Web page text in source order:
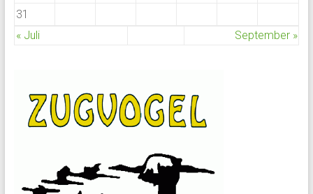
31
« Juli
September »